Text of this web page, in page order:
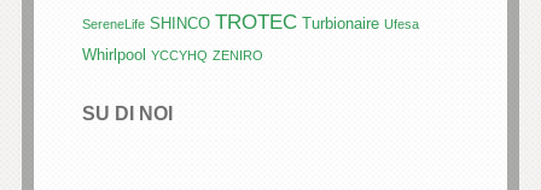
SereneLife SHINCO TROTEC Turbionaire Ufesa
Whirlpool YCCYHQ ZENIRO
SU DI NOI